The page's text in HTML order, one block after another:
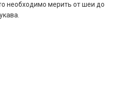
необходимо мерить от шеи до